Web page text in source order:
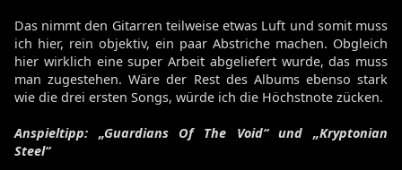
Das nimmt den Gitarren teilweise etwas Luft und somit muss
ich hier, rein objektiv, ein paar Abstriche machen. Obgleich
hier wirklich eine super Arbeit abgeliefert wurde, das muss
man zugestehen. Wäre der Rest des Albums ebenso stark
wie die drei ersten Songs, würde ich die Höchstnote zücken.
Anspieltipp: „Guardians Of The Void“ und „Kryptonian
Steel“